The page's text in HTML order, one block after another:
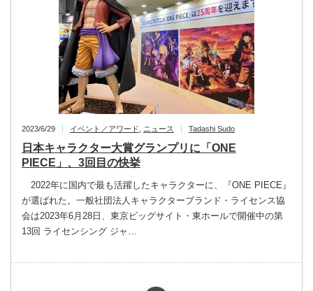
2023/6/29 イベント／アワード ニュース Tadashi Sudo
日本キャラクター大賞グランプリに「ONE
PIECE」、3回目の快挙
2022年に国内で最も活躍したキャラクターに、『ONE PIECE』
が選ばれた。一般社団法人キャラクターブランド・ライセンス協
会は2023年6月28日、東京ビッグサイト・東ホールで開催中の第
13回 ライセンシング ジャ…